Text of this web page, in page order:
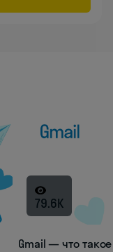
79.6K
Gmail — что такое